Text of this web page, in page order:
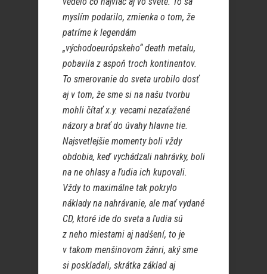
myslím podarilo, zmienka o tom, že
patríme k legendám
„východoeurópskeho“ death metalu,
pobavila z aspoň troch kontinentov.
To smerovanie do sveta urobilo dosť
aj v tom, že sme si na našu tvorbu
mohli čítať x.y. vecami nezaťažené
názory a brať do úvahy hlavne tie.
Najsvetlejšie momenty boli vždy
obdobia, keď vychádzali nahrávky, boli
na ne ohlasy a ľudia ich kupovali.
Vždy to maximálne tak pokrylo
náklady na nahrávanie, ale mať vydané
CD, ktoré ide do sveta a ľudia sú
z neho miestami aj nadšení, to je
v takom menšinovom žánri, aký sme
si poskladali, skrátka základ aj